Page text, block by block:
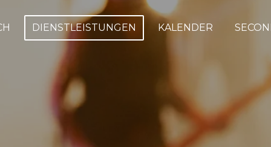
DIENSTLEISTUNGEN KALENDER